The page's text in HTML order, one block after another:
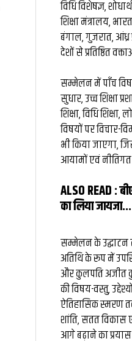
विधि विशेषज्ञ,
शिक्षा मंत्रालय,
बंगाल, गुजरात, आंध्र
देशों से प्रतिष्ठित
सम्मेलन में पाँच
सुधार, उच्च शिक्षा
शिक्षा, विधि
विषयों पर विचार-
भी किया जाएगा,
आयामों एवं नीतिगत
ALSO READ :
का लिया जायजा...
सम्मेलन के उद्घाटन
अतिथि के रूप में
और कुलपति अजीत
की विषय-वस्तु,
ऐतिहासिक स्मरण
शांति, सतत विकास
आगे बढ़ाने का प्रयास